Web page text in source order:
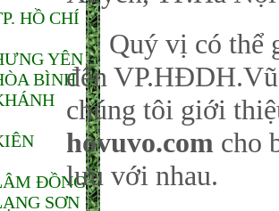
HỒ CHÍ
YÊN
BÌNH
ĐỒNG
SƠN
Quý vị có thể
đến
chúng tôi giới
hovuvo.com cho
lưu với nhau.